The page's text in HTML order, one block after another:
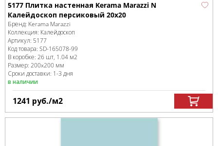
5177 Плитка настенная Kerama Marazzi N
Калейдоскоп персиковый 20х20
Бренд: Kerama Marazzi
Коллекция: Калейдоскоп
Артикул: 5177
Код товара: SD-165078-99
В коробке: 26 шт, 1.04 м2
Размер: 200x200 мм
Сроки доставки: 1-3 дня
в наличии
1241 руб./м2